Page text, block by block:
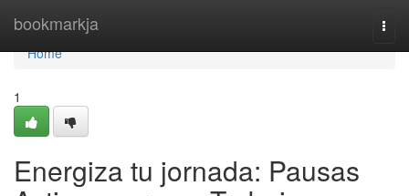
bookmarkja
Home
Home
1
Energiza tu jornada: Pausas